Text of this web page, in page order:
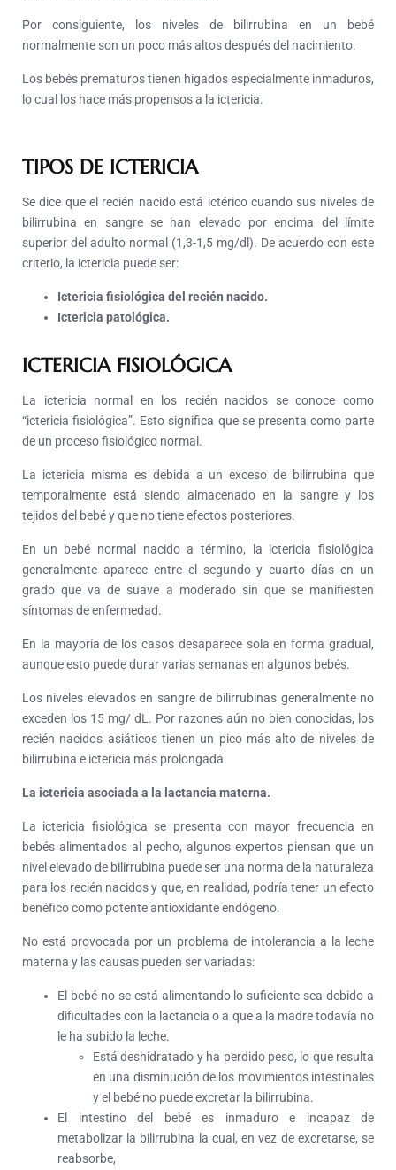
Por consiguiente, los niveles de bilirrubina en un bebé
normalmente son un poco más altos después del nacimiento.
Los bebés prematuros tienen hígados especialmente inmaduros,
lo cual los hace más propensos a la ictericia.
TIPOS DE ICTERICIA
Se dice que el recién nacido está ictérico cuando sus niveles de
bilirrubina en sangre se han elevado por encima del límite
superior del adulto normal (1,3-1,5 mg/dl). De acuerdo con este
criterio, la ictericia puede ser:
Ictericia fisiológica del recién nacido.
Ictericia patológica.
ICTERICIA FISIOLÓGICA
La ictericia normal en los recién nacidos se conoce como
“ictericia fisiológica”. Esto significa que se presenta como parte
de un proceso fisiológico normal.
La ictericia misma es debida a un exceso de bilirrubina que
temporalmente está siendo almacenado en la sangre y los
tejidos del bebé y que no tiene efectos posteriores.
En un bebé normal nacido a término, la ictericia fisiológica
generalmente aparece entre el segundo y cuarto días en un
grado que va de suave a moderado sin que se manifiesten
síntomas de enfermedad.
En la mayoría de los casos desaparece sola en forma gradual,
aunque esto puede durar varias semanas en algunos bebés.
Los niveles elevados en sangre de bilirrubinas generalmente no
exceden los 15 mg/ dL. Por razones aún no bien conocidas, los
recién nacidos asiáticos tienen un pico más alto de niveles de
bilirrubina e ictericia más prolongada
La ictericia asociada a la lactancia materna.
La ictericia fisiológica se presenta con mayor frecuencia en
bebés alimentados al pecho, algunos expertos piensan que un
nivel elevado de bilirrubina puede ser una norma de la naturaleza
para los recién nacidos y que, en realidad, podría tener un efecto
benéfico como potente antioxidante endógeno.
No está provocada por un problema de intolerancia a la leche
materna y las causas pueden ser variadas:
El bebé no se está alimentando lo suficiente sea debido a
dificultades con la lactancia o a que a la madre todavía no
le ha subido la leche.
Está deshidratado y ha perdido peso, lo que resulta
en una disminución de los movimientos intestinales
y el bebé no puede excretar la bilirrubina.
El intestino del bebé es inmaduro e incapaz de
metabolizar la bilirrubina la cual, en vez de excretarse, se
reabsorbe,